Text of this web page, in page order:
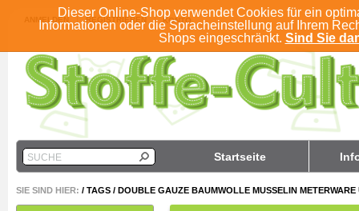
Dieser Online-Shop verwendet Cookies für ein
Informationen oder die Spracheinstellung auf Ihrem
Shops eingeschränkt. Sind Sie
ANMELDEN REGISTRIEREN KONTO
Startseite
SUCHE
SIE SIND HIER: / TAGS / DOUBLE GAUZE BAUMWOLLE MUSSELIN